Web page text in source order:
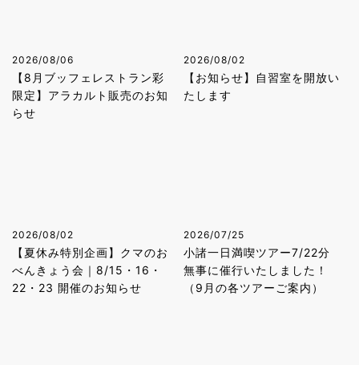
2026/08/06
【8月ブッフェレストラン彩
限定】アラカルト販売のお知
らせ
2026/08/02
【お知らせ】自習室を開放い
たします
2026/08/02
【夏休み特別企画】クマのお
べんきょう会｜8/15・16・
22・23 開催のお知らせ
2026/07/25
小諸一日満喫ツアー7/22分
無事に催行いたしました！
（9月の各ツアーご案内）